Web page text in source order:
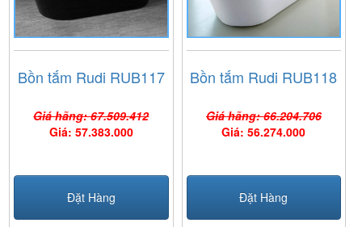
Bồn tắm Rudi RUB117
Giá hãng: 67.509.412
Giá: 57.383.000
Đặt Hàng
Bồn tắm Rudi RUB118
Giá hãng: 66.204.706
Giá: 56.274.000
Đặt Hàng